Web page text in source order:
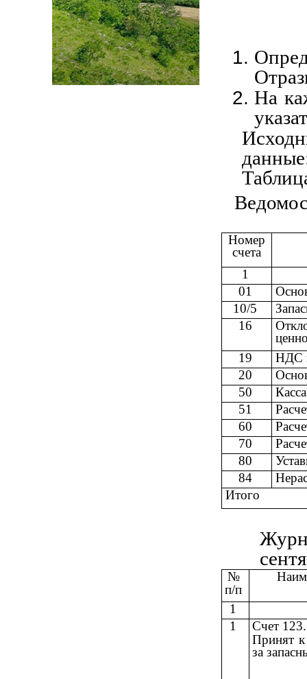
На
Номер
счета
1
01
10/5
16
19
НДС
20
50
Касса
51
60
70
80
84
Итого
№
п/п
1
1
Счет
Принят
за